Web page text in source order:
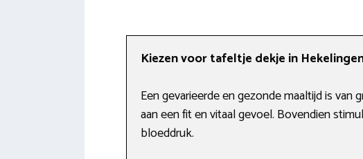
Kiezen voor tafeltje dekje in
Een gevarieerde en gezonde maaltijd is
aan een fit en vitaal gevoel. Bovendien
bloeddruk.